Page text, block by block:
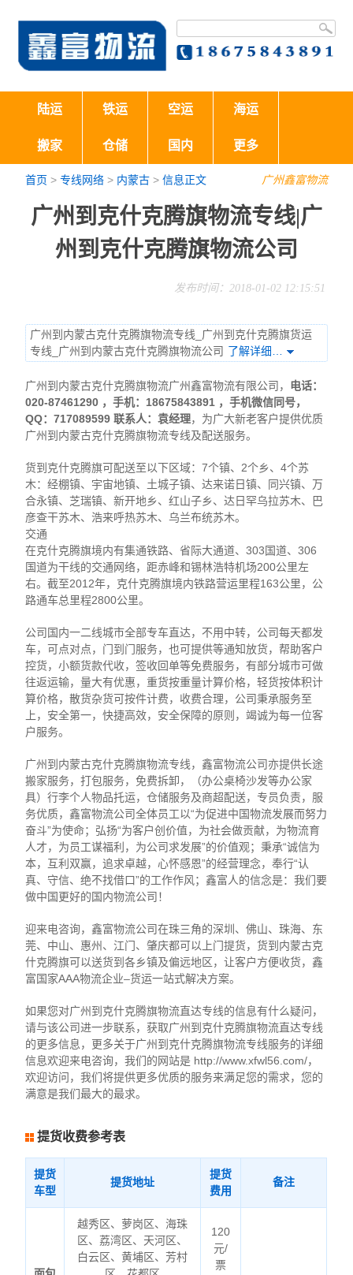
陆运 铁运 空运 海运
搬家 仓储 国内 更多
广州鑫富物流
首页 >专线网络 > 内蒙古 >信息正文
广州到克什克腾旗物流专线|广
州到克什克腾旗物流公司
发布时间：2018-01-02 12:15:51
广州到内蒙古克什克腾旗物流专线_广州到克什克腾旗货运
专线_广州到内蒙古克什克腾旗物流公司 了解详细…
广州到内蒙古克什克腾旗物流广州鑫富物流有限公司， 电话：
020-87461290 ，手机：18675843891 ，手机微信同号，
QQ：717089599 联系人：袁经理，为广大新老客户提供优质
广州到内蒙古克什克腾旗物流专线及配送服务。
货到克什克腾旗可配送至以下区域：7个镇、2个乡、4个苏
木：经棚镇、宇宙地镇、土城子镇、达来诺日镇、同兴镇、万
合永镇、芝瑞镇、新开地乡、红山子乡、达日罕乌拉苏木、巴
彦查干苏木、浩来呼热苏木、乌兰布统苏木。
交通
在克什克腾旗境内有集通铁路、省际大通道、303国道、306
国道为干线的交通网络，距赤峰和锡林浩特机场200公里左
右。截至2012年，克什克腾旗境内铁路营运里程163公里，公
路通车总里程2800公里。
公司国内一二线城市全部专车直达，不用中转，公司每天都发
车，可点对点，门到门服务，也可提供等通知放货，帮助客户
控货，小额货款代收，签收回单等免费服务，有部分城市可做
往返运输，量大有优惠，重货按重量计算价格，轻货按体积计
算价格，散货杂货可按件计费，收费合理，公司秉承服务至
上，安全第一，快捷高效，安全保障的原则，竭诚为每一位客
户服务。
广州到内蒙古克什克腾旗物流专线，鑫富物流公司亦提供长途
搬家服务，打包服务，免费拆卸，（办公桌椅沙发等办公家
具）行李个人物品托运，仓储服务及商超配送，专员负责，服
务优质，鑫富物流公司全体员工以“为促进中国物流发展而努力
奋斗”为使命；弘扬“为客户创价值，为社会做贡献，为物流育
人才，为员工谋福利，为公司求发展”的价值观；秉承“诚信为
本，互利双赢，追求卓越，心怀感恩”的经营理念，奉行“认
真、守信、绝不找借口”的工作作风；鑫富人的信念是：我们要
做中国更好的国内物流公司！
迎来电咨询，鑫富物流公司在珠三角的深圳、佛山、珠海、东
莞、中山、惠州、江门、肇庆都可以上门提货，货到内蒙古克
什克腾旗可以送货到各乡镇及偏远地区，让客户方便收货，鑫
富国家AAA物流企业–货运一站式解决方案。
如果您对广州到克什克腾旗物流直达专线的信息有什么疑问，
请与该公司进一步联系，获取广州到克什克腾旗物流直达专线
的更多信息，更多关于广州到克什克腾旗物流专线服务的详细
信息欢迎来电咨询，我们的网站是 http://www.xfwl56.com/，
欢迎访问，我们将提供更多优质的服务来满足您的需求，您的
满意是我们最大的最求。
提货收费参考表
提货
车型
提货地址
提货
费用
备注
越秀区、萝岗区、海珠
区、荔湾区、天河区、
白云区、黄埔区、芳村
120
元/
票